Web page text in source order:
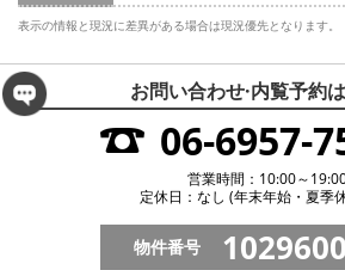
表示の情報と現況に差異がある場合は現況優先となります。
お問い合わせ·内覧予約は
06-6957-
営業時間：10:00～
定休日：なし (年末年始・夏季
物件番号